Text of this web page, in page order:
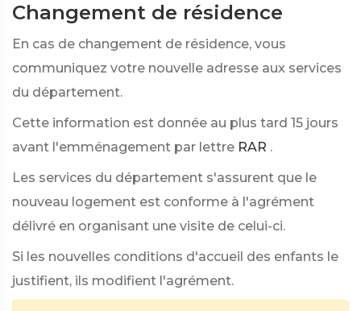
Changement de résidence
En cas de changement de résidence, vous
communiquez votre nouvelle adresse aux services
du département.
Cette information est donnée au plus tard 15 jours
avant l'emménagement par lettre RAR .
Les services du département s'assurent que le
nouveau logement est conforme à l'agrément
délivré en organisant une visite de celui-ci.
Si les nouvelles conditions d'accueil des enfants le
justifient, ils modifient l'agrément.